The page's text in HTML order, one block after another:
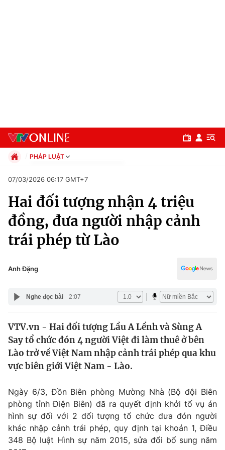
Chuyên mục
Chính trị
Thế giới
Tin tức
Câu chuyện quốc tế
Kinh tế
Tài chính
Thị trường
Góc doanh nghiệp
Dữ liệu và đời sống
Truyền hình
PHÁP LUẬT
Xã hội
Pháp luật
Thể thao
Truyền hình
Văn hóa - Giải trí
Đời sống
Giáo dục
07/03/2026 06:17 GMT+7
Hai đối tượng nhận 4 triệu
đồng, đưa người nhập cảnh
trái phép từ Lào
Anh Đặng
Nghe đọc bài 2:07
VTV.vn - Hai đối tượng Lầu A Lềnh và Sùng A
Say tổ chức đón 4 người Việt đi làm thuê ở bên
Lào trở về Việt Nam nhập cảnh trái phép qua khu
vực biên giới Việt Nam - Lào.
Ngày 6/3, Đồn Biên phòng Mường Nhà (Bộ đội Biên
phòng tỉnh Điện Biên) đã ra quyết định khởi tố vụ án
hình sự đối với 2 đối tượng tổ chức đưa đón người
khác nhập cảnh trái phép, quy định tại khoản 1, Điều
348 Bộ luật Hình sự năm 2015, sửa đổi bổ sung năm